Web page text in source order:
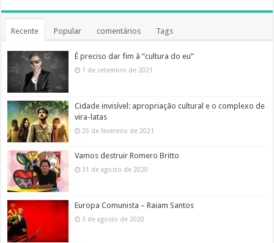
Recente Popular comentários Tags
É preciso dar fim à “cultura do eu”
1 de setembro de 2021
Cidade invisível: apropriação cultural e o complexo de
vira-latas
25 de fevereiro de 2021
Vamos destruir Romero Britto
31 de agosto de 2020
Europa Comunista – Raiam Santos
3 de agosto de 2020